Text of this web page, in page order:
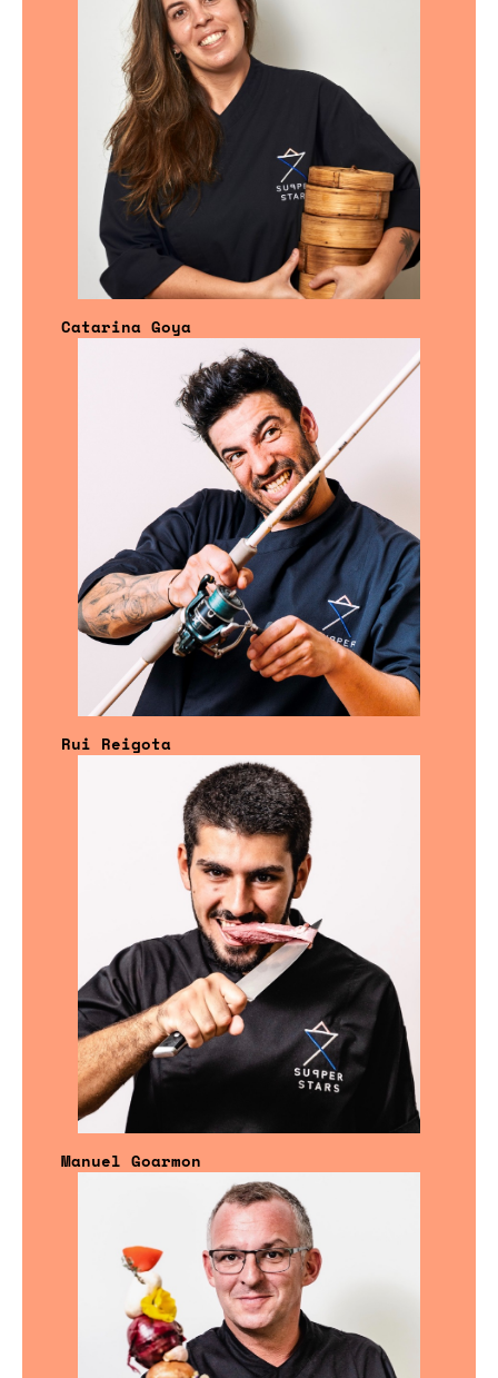
Catarina Goya
Rui Reigota
Manuel Goarmon